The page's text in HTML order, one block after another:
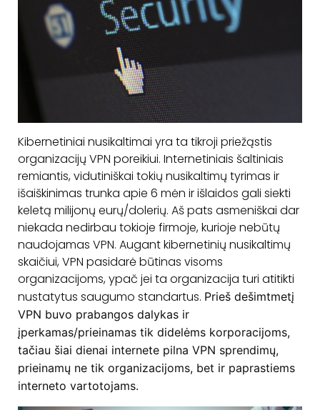
Kibernetiniai nusikaltimai yra ta tikroji priežąstis
organizacijų VPN poreikiui. Internetiniais šaltiniais
remiantis, vidutiniškai tokių nusikaltimų tyrimas ir
išaiškinimas trunka apie 6 mėn ir išlaidos gali siekti
keletą milijonų eurų/dolerių. Aš pats asmeniškai dar
niekada nedirbau tokioje firmoje, kurioje nebūtų
naudojamas VPN. Augant kibernetinių nusikaltimų
skaičiui, VPN pasidarė būtinas visoms
organizacijoms, ypač jei ta organizacija turi atitikti
nustatytus saugumo standartus. Prieš dešimtmetį
VPN buvo prabangos dalykas ir
įperkamas/prieinamas tik didelėms korporacijoms,
tačiau šiai dienai internete pilna VPN sprendimų,
prieinamų ne tik organizacijoms, bet ir paprastiems
interneto vartotojams.